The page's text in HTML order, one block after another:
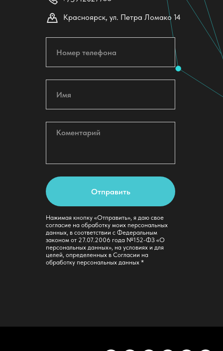
Красноярск, ул. Петра Ломако 14
Отправить
Нажимая кнопку «Отправить», я даю свое
согласие на обработку моих персональных
данных, в соответствии с Федеральным
законом от 27.07.2006 года №152-ФЗ «О
персональных данных», на условиях и для
целей, определенных в Согласии на
обработку персональных данных *